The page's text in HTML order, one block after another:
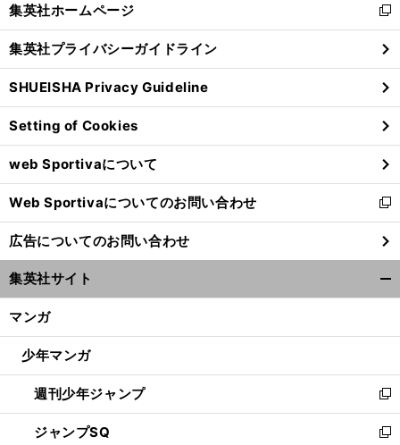
閉
る
集英社ホームページ
新
し
い
ウ
ィ
ン
ド
ウ
で
開
く
集英社プライバシーガイドライン
SHUEISHA Privacy Guideline
Setting of Cookies
web Sportivaについて
Web Sportivaについてのお問い合わせ
新
し
い
ウ
ィ
ン
ウ
開
く
広告についてのお問い合わせ
集英社サイト
マンガ
少年マンガ
週刊少年ジャンプ
新
し
い
ジャンプSQ
新